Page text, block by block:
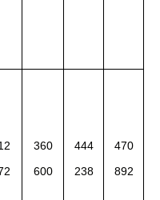
360
600
444
238
470
892